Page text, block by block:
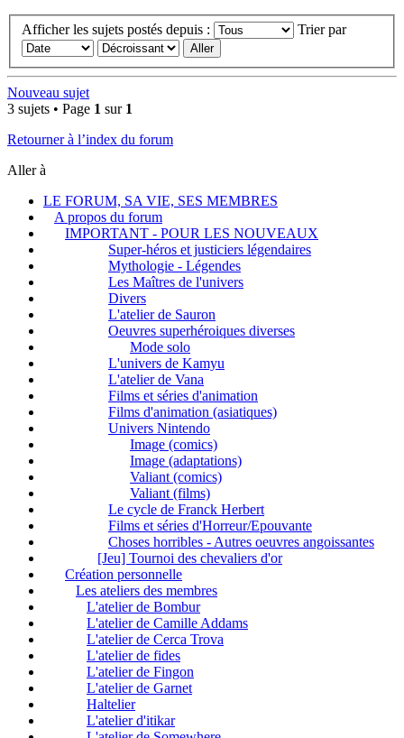
Afficher les sujets postés depuis : Trier par
Nouveau sujet
3 sujets • Page 1 sur 1
Retourner à l’index du forum
Aller à
LE FORUM, SA VIE, SES MEMBRES
A propos du forum
IMPORTANT - POUR LES NOUVEAUX
Super-héros et justiciers légendaires
Mythologie - Légendes
Les Maîtres de l'univers
Divers
L'atelier de Sauron
Oeuvres superhéroiques diverses
Mode solo
L'univers de Kamyu
L'atelier de Vana
Films et séries d'animation
Films d'animation (asiatiques)
Univers Nintendo
Image (comics)
Image (adaptations)
Valiant (comics)
Valiant (films)
Le cycle de Franck Herbert
Films et séries d'Horreur/Epouvante
Choses horribles - Autres oeuvres angoissantes
[Jeu] Tournoi des chevaliers d'or
Création personnelle
Les ateliers des membres
L'atelier de Bombur
L'atelier de Camille Addams
L'atelier de Cerca Trova
L'atelier de fides
L'atelier de Fingon
L'atelier de Garnet
Haltelier
L'atelier d'itikar